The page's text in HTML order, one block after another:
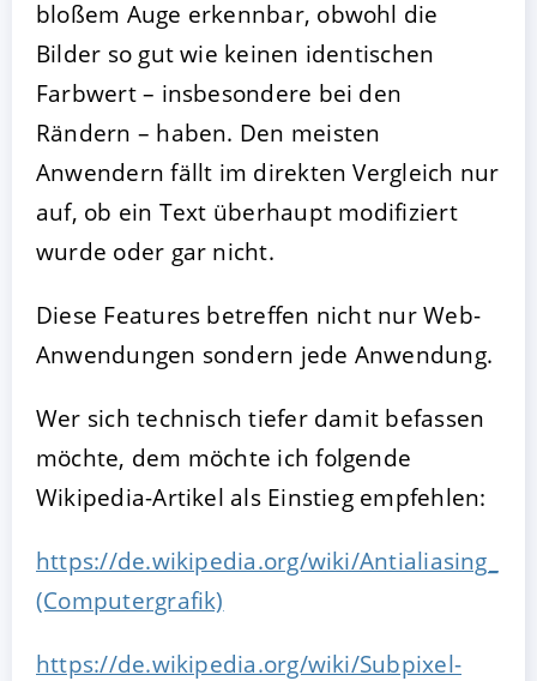
bloßem Auge erkennbar, obwohl die
Bilder so gut wie keinen identischen
Farbwert – insbesondere bei den
Rändern – haben. Den meisten
Anwendern fällt im direkten Vergleich nur
auf, ob ein Text überhaupt modifiziert
wurde oder gar nicht.
Diese Features betreffen nicht nur Web-
Anwendungen sondern jede Anwendung.
Wer sich technisch tiefer damit befassen
möchte, dem möchte ich folgende
Wikipedia-Artikel als Einstieg empfehlen:
https://de.wikipedia.org/wiki/Antialiasing_
(Computergrafik)
https://de.wikipedia.org/wiki/Subpixel-